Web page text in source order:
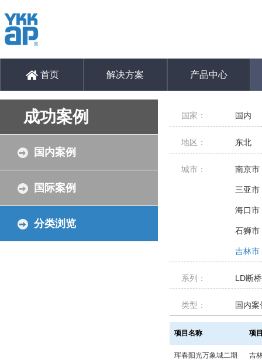
首页 解决方案 产品中心
成功案例
国内案例
国际案例
分类浏览
国家： 国内
地区： 东北
城市： 南京市
三亚市
海口市
石狮市
吉林市
系列： LD断
类型： 国内案
项目名称 项
珲春阳光万象城二期 吉